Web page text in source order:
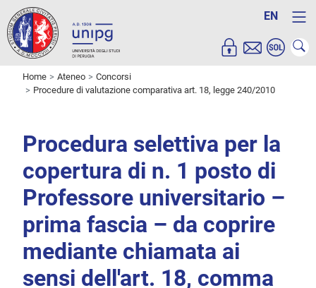
EN
Home Ateneo
Concorsi
Procedure di valutazione comparativa art. 18, legge 240/2010
Procedura selettiva per la
copertura di n. 1 posto di
Professore universitario –
prima fascia – da coprire
mediante chiamata ai
sensi dell'art. 18, comma